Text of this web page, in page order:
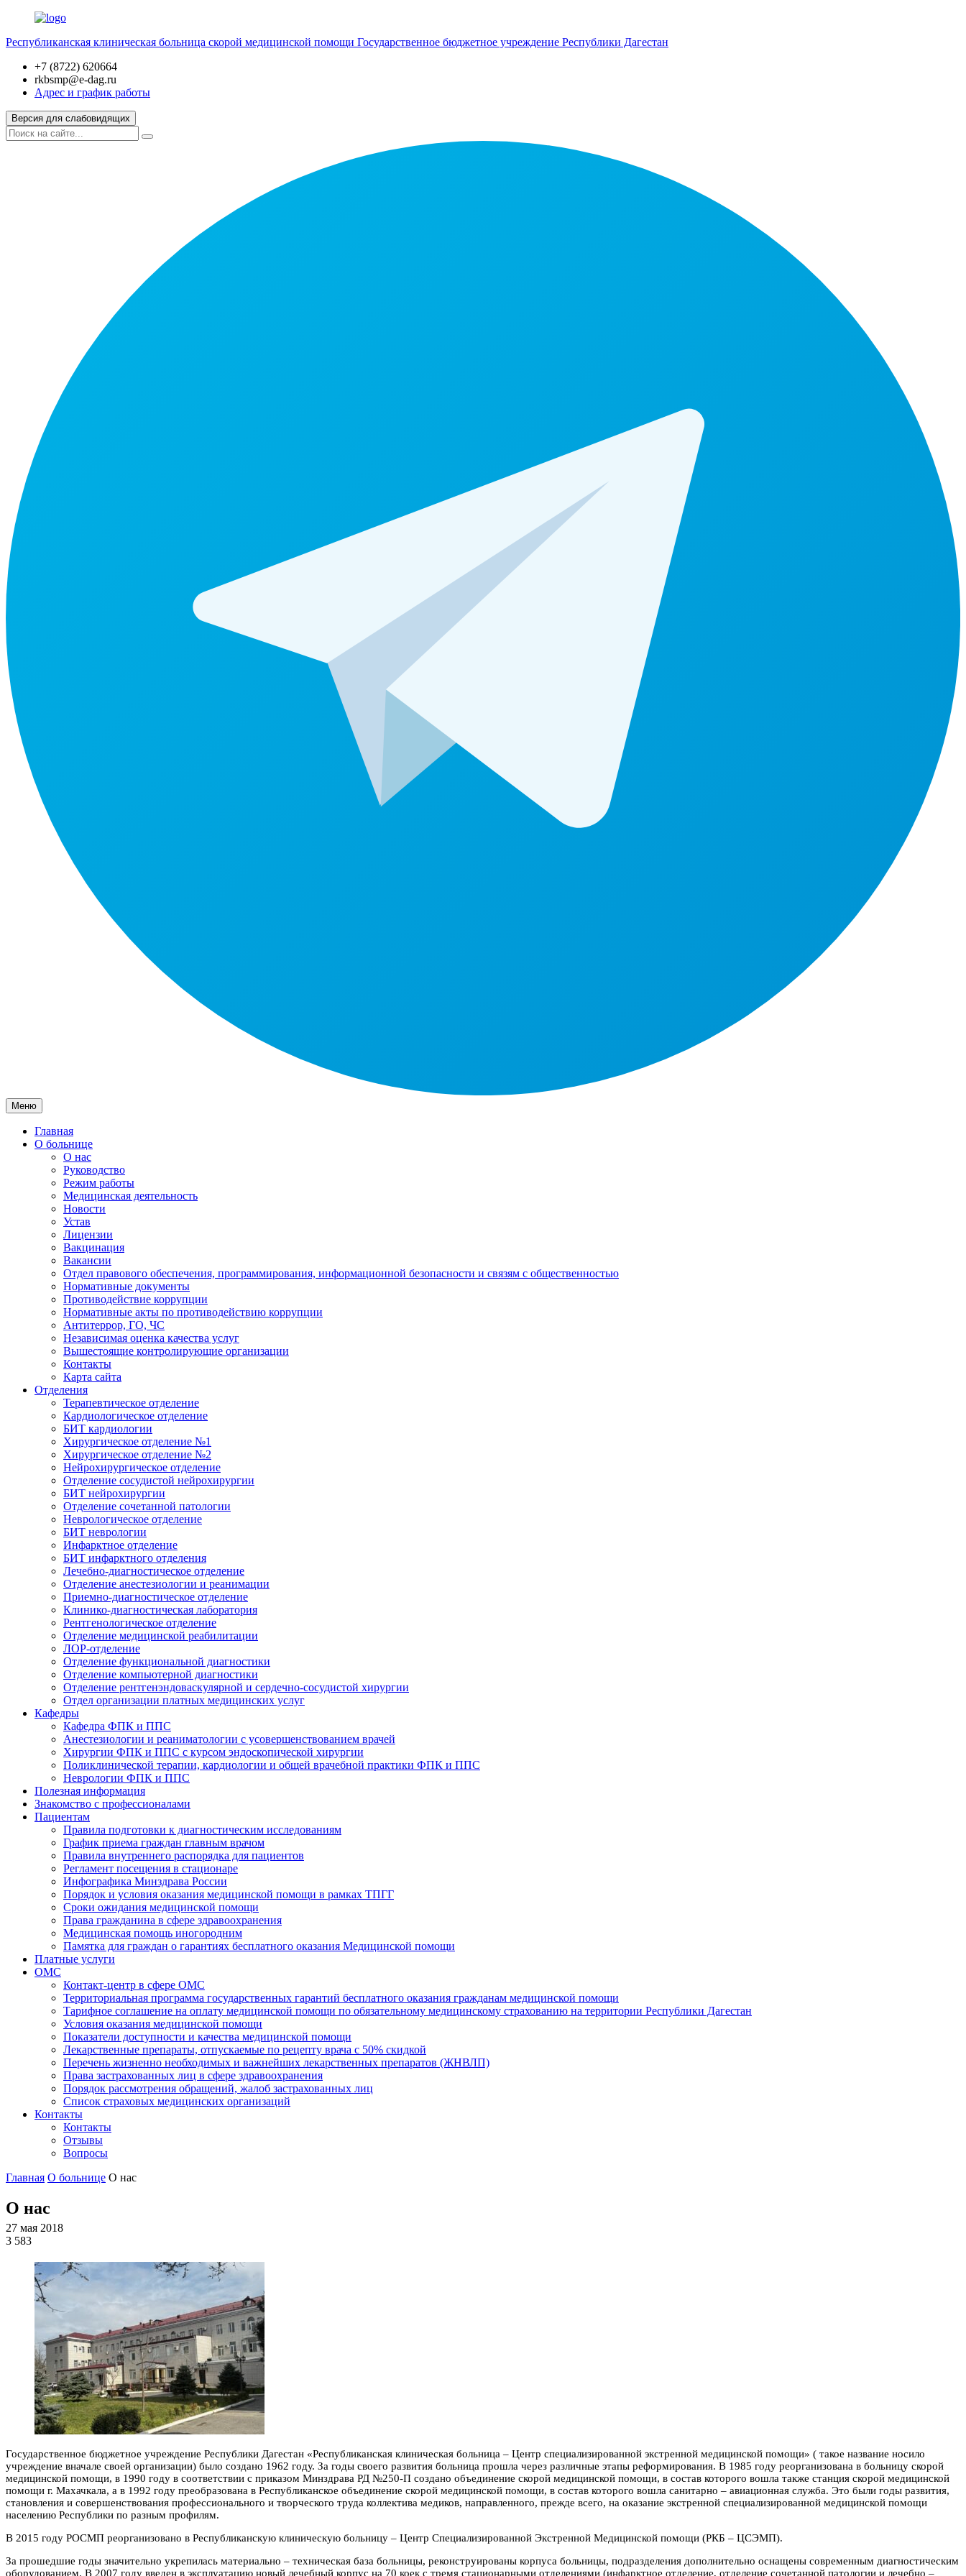
Республиканская клиническая больница скорой медицинской помощи Государственное бюджетное учреждение Республики Дагестан
+7 (8722) 620664
rkbsmp@e-dag.ru
Адрес и график работы
Версия для слабовидящих
Меню
Главная
О больнице
О нас
Руководство
Режим работы
Медицинская деятельность
Новости
Устав
Лицензии
Вакцинация
Вакансии
Отдел правового обеспечения, программирования, информационной безопасности и связям с общественностью
Нормативные документы
Противодействие коррупции
Нормативные акты по противодействию коррупции
Антитеррор, ГО, ЧС
Независимая оценка качества услуг
Вышестоящие контролирующие организации
Контакты
Карта сайта
Отделения
Терапевтическое отделение
Кардиологическое отделение
БИТ кардиологии
Хирургическое отделение №1
Хирургическое отделение №2
Нейрохирургическое отделение
Отделение сосудистой нейрохирургии
БИТ нейрохирургии
Отделение сочетанной патологии
Неврологическое отделение
БИТ неврологии
Инфарктное отделение
БИТ инфарктного отделения
Лечебно-диагностическое отделение
Отделение анестезиологии и реанимации
Приемно-диагностическое отделение
Клинико-диагностическая лаборатория
Рентгенологическое отделение
Отделение медицинской реабилитации
ЛОР-отделение
Отделение функциональной диагностики
Отделение компьютерной диагностики
Отделение рентгенэндоваскулярной и сердечно-сосудистой хирургии
Отдел организации платных медицинских услуг
Кафедры
Кафедра ФПК и ППС
Анестезиологии и реаниматологии с усовершенствованием врачей
Хирургии ФПК и ППС с курсом эндоскопической хирургии
Поликлинической терапии, кардиологии и общей врачебной практики ФПК и ППС
Неврологии ФПК и ППС
Полезная информация
Знакомство с профессионалами
Пациентам
Правила подготовки к диагностическим исследованиям
График приема граждан главным врачом
Правила внутреннего распорядка для пациентов
Регламент посещения в стационаре
Инфографика Минздрава России
Порядок и условия оказания медицинской помощи в рамках ТПГГ
Сроки ожидания медицинской помощи
Права гражданина в сфере здравоохранения
Медицинская помощь иногородним
Памятка для граждан о гарантиях бесплатного оказания Медицинской помощи
Платные услуги
ОМС
Контакт-центр в сфере ОМС
Территориальная программа государственных гарантий бесплатного оказания гражданам медицинской помощи
Тарифное соглашение на оплату медицинской помощи по обязательному медицинскому страхованию на территории Республики Дагестан
Условия оказания медицинской помощи
Показатели доступности и качества медицинской помощи
Лекарственные препараты, отпускаемые по рецепту врача с 50% скидкой
Перечень жизненно необходимых и важнейших лекарственных препаратов (ЖНВЛП)
Права застрахованных лиц в сфере здравоохранения
Порядок рассмотрения обращений, жалоб застрахованных лиц
Список страховых медицинских организаций
Контакты
Контакты
Отзывы
Вопросы
Главная О больнице О нас
О нас
27 мая 2018
3 583
Государственное бюджетное учреждение Республики Дагестан «Республиканская клиническая больница – Центр специализированной экстренной медицинской помощи» ( такое название носило
учреждение вначале своей организации) было создано 1962 году. За годы своего развития больница прошла через различные этапы реформирования. В 1985 году реорганизована в больницу скорой
медицинской помощи, в 1990 году в соответствии с приказом Минздрава РД №250-П создано объединение скорой медицинской помощи, в состав которого вошла также станция скорой медицинской
помощи г. Махачкала, а в 1992 году преобразована в Республиканское объединение скорой медицинской помощи, в состав которого вошла санитарно – авиационная служба. Это были годы развития,
становления и совершенствования профессионального и творческого труда коллектива медиков, направленного, прежде всего, на оказание экстренной специализированной медицинской помощи
населению Республики по разным профилям.
В 2015 году РОСМП реорганизовано в Республиканскую клиническую больницу – Центр Специализированной Экстренной Медицинской помощи (РКБ – ЦСЭМП).
За прошедшие годы значительно укрепилась материально – техническая база больницы, реконструированы корпуса больницы, подразделения дополнительно оснащены современным диагностическим
оборудованием. В 2007 году введен в эксплуатацию новый лечебный корпус на 70 коек с тремя стационарными отделениями (инфарктное отделение, отделение сочетанной патологии и лечебно –